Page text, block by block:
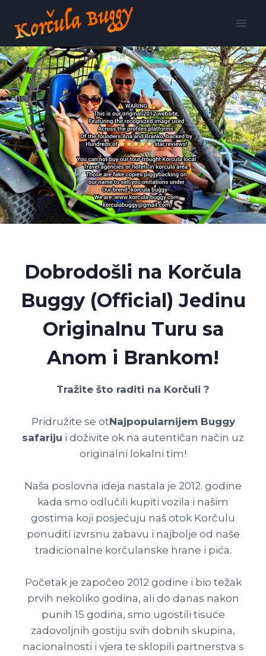
Dobrodošli na Korčula
Buggy (Official) Jedinu
Originalnu Turu sa
Anom i Brankom!
Tražite što raditi na Korčuli ?
Pridružite se otNajpopularnijem Buggy
safariju i doživite ok na autentičan način uz
originalni lokalni tim!
Naša poslovna ideja nastala je 2012. godine
kada smo odlučili kupiti vozila i našim
gostima koji posjećuju naš otok Korčulu
ponuditi izvrsnu zabavu i najbolje od naše
tradicionalne korčulanske hrane i pića.
Početak je započeo 2012 godine i bio težak
prvih nekoliko godina, ali do danas nakon
punih 15 godina, smo ugostili tisuće
zadovoljnih gostiju svih dobnih skupina,
nacionalnosti i vjera te sklopili partnerstva s